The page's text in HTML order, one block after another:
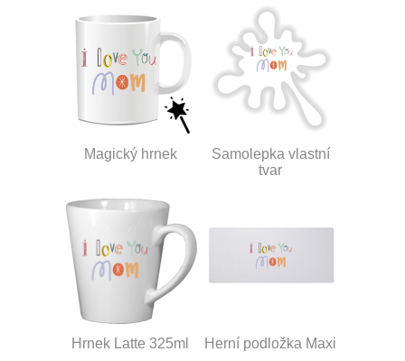
Magický hrnek
Samolepka vlastní
tvar
Hrnek Latte 325ml Herní podložka Maxi